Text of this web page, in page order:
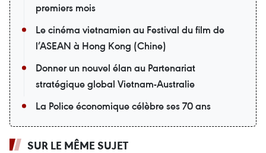
premiers mois
Le cinéma vietnamien au Festival du film de
l’ASEAN à Hong Kong (Chine)
Donner un nouvel élan au Partenariat
stratégique global Vietnam-Australie
La Police économique célèbre ses 70 ans
SUR LE MÊME SUJET